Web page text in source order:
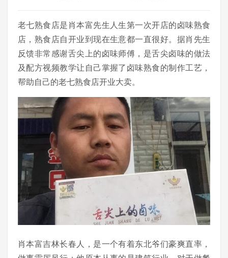
老七熟食店是肖本富先生人生第一次开店的卤味熟食
店，熟食店自开业到现在生意都一直很好。据肖先生
反馈非常感谢舌尖上的卤味师傅，是舌尖卤味的做法
及配方视频教学让自己掌握了卤味熟食的制作工艺，
帮助自己的老七熟食店开业大卖。
肖本富吉林长春人，是一个有着东北爷们豪爽直率，